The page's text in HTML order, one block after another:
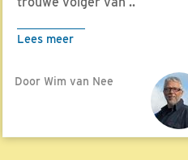
Lees meer
Door Wim van Nee